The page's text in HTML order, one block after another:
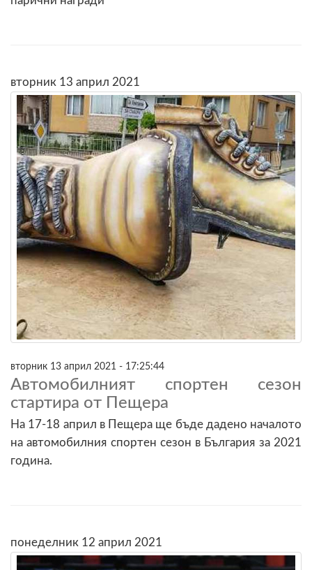
вторник 13 април 2021
вторник 13 април 2021 - 17:25:44
Автомобилният спортен сезон
стартира от Пещера
На 17-18 април в Пещера ще бъде дадено началото
на автомобилния спортен сезон в България за 2021
година.
понеделник 12 април 2021